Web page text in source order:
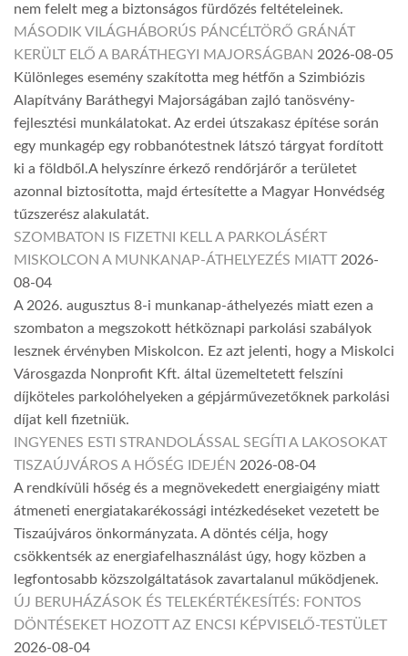
nem felelt meg a biztonságos fürdőzés feltételeinek.
MÁSODIK VILÁGHÁBORÚS PÁNCÉLTÖRŐ GRÁNÁT
KERÜLT ELŐ A BARÁTHEGYI MAJORSÁGBAN 2026-08-05
Különleges esemény szakította meg hétfőn a Szimbiózis
Alapítvány Baráthegyi Majorságában zajló tanösvény-
fejlesztési munkálatokat. Az erdei útszakasz építése során
egy munkagép egy robbanótestnek látszó tárgyat fordított
ki a földből.A helyszínre érkező rendőrjárőr a területet
azonnal biztosította, majd értesítette a Magyar Honvédség
tűzszerész alakulatát.
SZOMBATON IS FIZETNI KELL A PARKOLÁSÉRT
MISKOLCON A MUNKANAP-ÁTHELYEZÉS MIATT 2026-
08-04
A 2026. augusztus 8-i munkanap-áthelyezés miatt ezen a
szombaton a megszokott hétköznapi parkolási szabályok
lesznek érvényben Miskolcon. Ez azt jelenti, hogy a Miskolci
Városgazda Nonprofit Kft. által üzemeltetett felszíni
díjköteles parkolóhelyeken a gépjárművezetőknek parkolási
díjat kell fizetniük.
INGYENES ESTI STRANDOLÁSSAL SEGÍTI A LAKOSOKAT
TISZAÚJVÁROS A HŐSÉG IDEJÉN 2026-08-04
A rendkívüli hőség és a megnövekedett energiaigény miatt
átmeneti energiatakarékossági intézkedéseket vezetett be
Tiszaújváros önkormányzata. A döntés célja, hogy
csökkentsék az energiafelhasználást úgy, hogy közben a
legfontosabb közszolgáltatások zavartalanul működjenek.
ÚJ BERUHÁZÁSOK ÉS TELEKÉRTÉKESÍTÉS: FONTOS
DÖNTÉSEKET HOZOTT AZ ENCSI KÉPVISELŐ-TESTÜLET
2026-08-04